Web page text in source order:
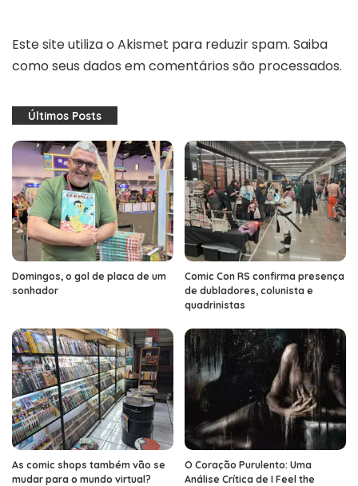
Este site utiliza o Akismet para reduzir spam. Saiba
como seus dados em comentários são processados.
Últimos Posts
Domingos, o gol de placa de um
sonhador
Comic Con RS confirma presença
de dubladores, colunista e
quadrinistas
As comic shops também vão se
mudar para o mundo virtual?
O Coração Purulento: Uma
Análise Crítica de I Feel the